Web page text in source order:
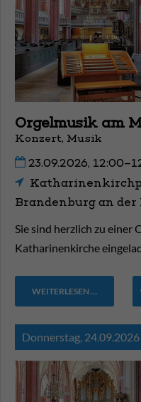
Orgelmusik am
Konzert, Musik
23.09.2026,
Brandenburg an der
Sie sind herzlich zu einer
Katharinenkirche
WEITERLESEN …
Donnerstag, 24.09.2026